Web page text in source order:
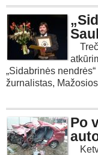
„Sidabrinės
žurnalistas, Mažosios
Po